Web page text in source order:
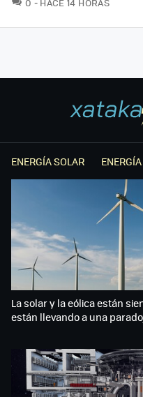
0 HACE 14 HORAS
ENERGÍA SOLAR
La solar y la eólica están
están llevando a una